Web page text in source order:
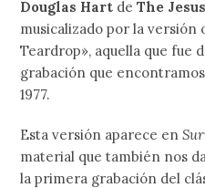
Douglas Hart de The
musicalizado por la versión
Teardrop», aquella que fue
grabación que
1977.
Esta versión aparece en
material que también nos
la primera grabación del